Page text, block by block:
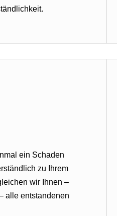
ein Schaden
zu Ihrem
wir Ihnen –
alle entstandenen